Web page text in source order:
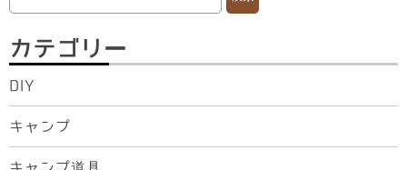
カテゴリー
DIY
キャンプ